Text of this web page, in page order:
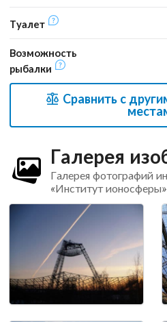
Туалет
Возможность
рыбалки
Сравнить с
Галерея
Галерея фотографий
«Институт ионосферы»